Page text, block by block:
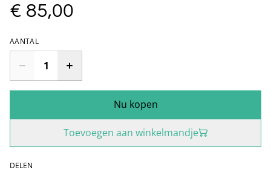
€ 85,00
AANTAL
Nu kopen
Toevoegen aan winkelmandje
DELEN